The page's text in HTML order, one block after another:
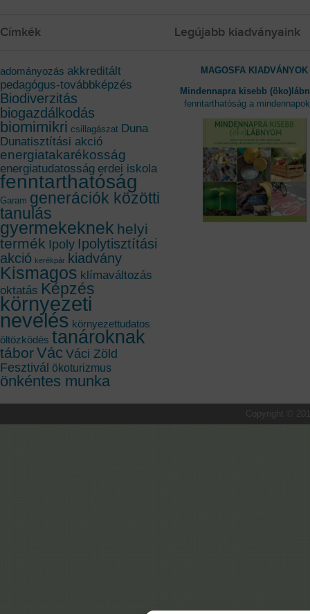
Címkék
adományozás akkreditált
pedagógus-továbbképzés
Biodiverzitás
biogazdálkodás
biomimikri csillagászat Duna
Dunatisztítási akció
energiatakarékosság
energiatudatosság erdei iskola
fenntarthatóság
Garam generációk közötti
tanulás
gyermekeknek helyi
termék Ipoly Ipolytisztítási
akció kerékpár kiadvány
Kismagos klímaváltozás
oktatás Képzés
környezeti
nevelés környezettudatos
öltözködés tanároknak
táborVác Váci Zöld
Fesztivál ökoturizmus
önkéntes munka
Legújabb kiadványaink
MAGOSFA KIADVÁNYOK
Mindennapra kisebb
fenntarthatóság a
Copyright ©